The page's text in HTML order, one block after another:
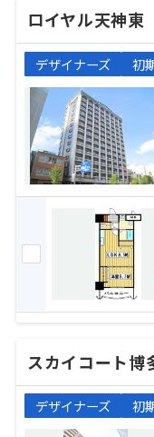
ロイヤル天神東
デザイナーズ 初
スカイコート博
デザイナーズ 初